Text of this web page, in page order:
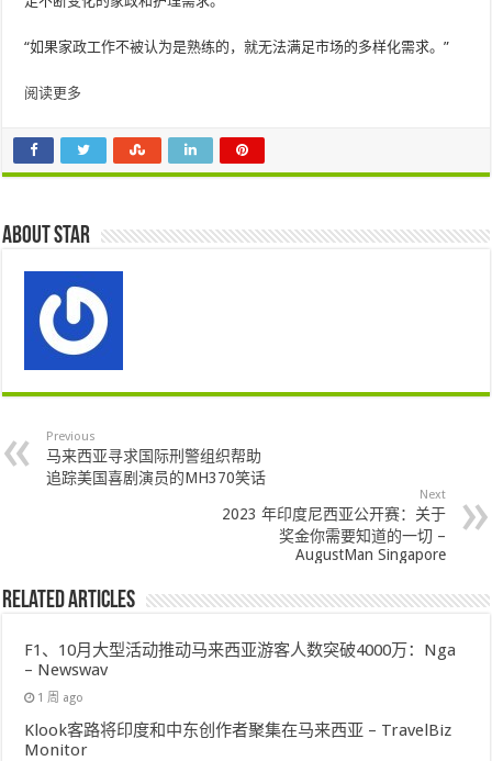
“如果家政工作不被认为是熟练的，就无法满足市场的多样化需求。”
阅读更多
About star
Previous
马来西亚寻求国际刑警组织帮助
追踪美国喜剧演员的MH370笑话
Next
2023 年印度尼西亚公开赛：关于
奖金你需要知道的一切 –
AugustMan Singapore
Related Articles
F1、10月大型活动推动马来西亚游客人数突破4000万：Nga
– Newswav
1 周 ago
Klook客路将印度和中东创作者聚集在马来西亚 – TravelBiz
Monitor